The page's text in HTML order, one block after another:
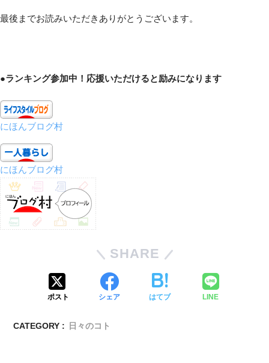
最後までお読みいただきありがとうございます。
●ランキング参加中！応援いただけると励みになります
にほんブログ村
にほんブログ村
SHARE
ポスト シェア はてブ LINE
CATEGORY : 日々のコト